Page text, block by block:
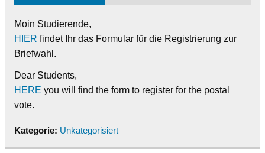
Moin Studierende,
HIER findet Ihr das Formular für die Registrierung zur
Briefwahl.
Dear Students,
HERE you will find the form to register for the postal
vote.
Kategorie: Unkategorisiert